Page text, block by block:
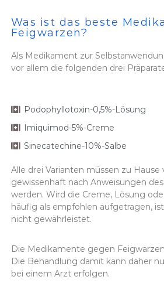
Was ist das beste
Feigwarzen?
Als Medikament zur
vor allem die folgenden drei
Podophyllotoxin-0,5%-Lösung
Imiquimod-5%-Creme
Sinecatechine-10%-Salbe
Alle drei Varianten müssen zu
gewissenhaft nach Anweisungen
werden. Wird die Creme, Lösung
häufig als empfohlen aufgetragen,
nicht gewährleistet.
Die Medikamente gegen
Die Behandlung damit kann daher
bei einem Arzt erfolgen.